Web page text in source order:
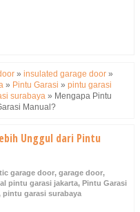
» insulated garage door »
» Pintu Garasi » pintu garasi
surabaya » Mengapa Pintu
Manual?
Unggul dari Pintu
garage door, garage door,
pintu garasi jakarta, Pintu Garasi
pintu garasi surabaya